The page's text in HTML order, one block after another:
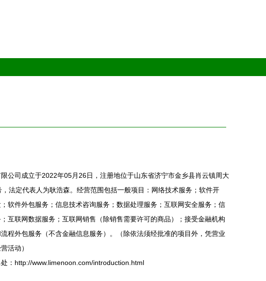
公司成立于2022年05月26日，注册地位于山东省济宁市金乡县肖云镇周大
法定代表人为耿浩森。经营范围包括一般项目：网络技术服务；软件开
软件外包服务；信息技术咨询服务；数据处理服务；互联网安全服务；信
互联网数据服务；互联网销售（除销售需要许可的商品）；接受金融机构
程外包服务（不含金融信息服务）。（除依法须经批准的项目外，凭营业
活动）
：http://www.limenoon.com/introduction.html